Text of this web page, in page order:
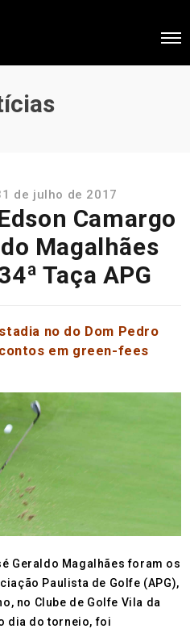
de julho de 2017
Camargo
Magalhães
Taça APG
no do Dom Pedro
em green-fees
Geraldo Magalhães foram os
Paulista de Golfe (APG),
no Clube de Golfe Vila da
dia do torneio, foi